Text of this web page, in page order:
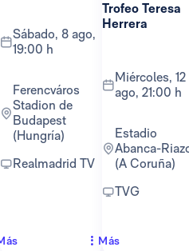
sábado, 8 ago,
19:00 h
Ferencváros
Stadion de
Budapest
(Hungría)
Realmadrid TV
Trofeo Teresa
Herrera
miércoles, 12
ago, 21:00 h
Estadio
Abanca-
(A Coruña)
TVG
Más